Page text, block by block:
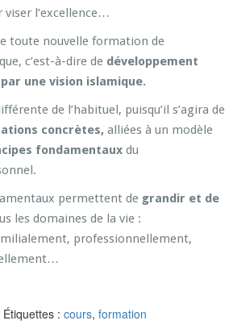
viser l’excellence…
toute nouvelle formation de
c’est-à-dire de développement
une vision islamique.
de l’habituel, puisqu’il s’agira de
concrètes, alliées à un modèle
fondamentaux du
permettent de grandir et de
les domaines de la vie :
professionnellement,
Étiquettes : cours, formation